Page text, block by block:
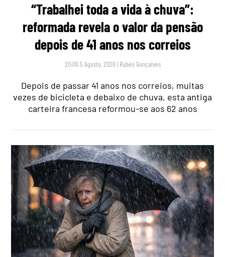
“Trabalhei toda a vida à chuva”:
reformada revela o valor da pensão
depois de 41 anos nos correios
20:00 5 Agosto, 2026 | Rubén Gonçalves
Depois de passar 41 anos nos correios, muitas
vezes de bicicleta e debaixo de chuva, esta antiga
carteira francesa reformou-se aos 62 anos